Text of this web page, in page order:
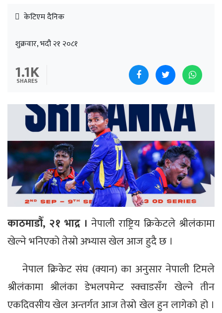
केटिएम दैनिक
शुक्रवार, भदौ २१ २०८१
1.1K
SHARES
काठमाडौँ, २१ भाद्र ।नेपाली राष्ट्रिय क्रिकेटले श्रीलंकामा
खेल्ने भनिएको तेस्रो अभ्यास खेल आज हुदै छ ।
नेपाल क्रिकेट संघ (क्यान) का अनुसार नेपाली टिमले
श्रीलंकामा श्रीलंका डेभलपमेन्ट स्क्वाडसँग खेल्ने तीन
एकदिवसीय खेल अन्तर्गत आज तेस्रो खेल हुन लागेको हो ।